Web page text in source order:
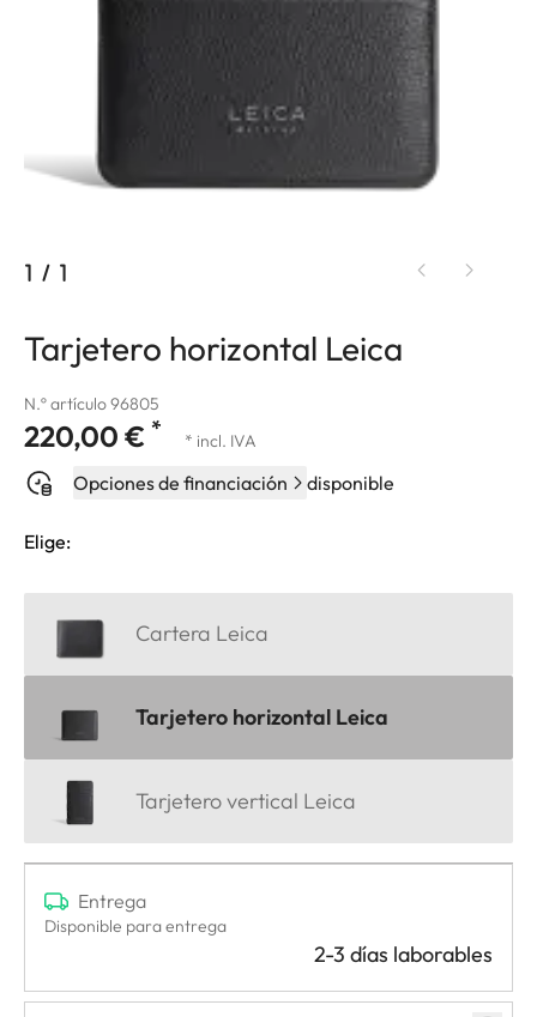
1 / 1
Tarjetero horizontal Leica
N.º artículo 96805
220,00 € * * incl. IVA
Opciones de financiación disponible
Elige:
Cartera Leica
Tarjetero horizontal Leica
Tarjetero vertical Leica
Entrega
Disponible para entrega
2-3 días laborables